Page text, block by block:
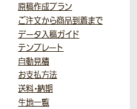
原稿作成プラン
ご注文から商品到着まで
データ入稿ガイド
テンプレート
自動見積
お支払方法
送料・納期
生地一覧